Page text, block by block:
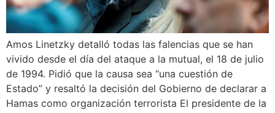
Amos Linetzky detalló todas las falencias que se han
vivido desde el día del ataque a la mutual, el 18 de julio
de 1994. Pidió que la causa sea “una cuestión de
Estado” y resaltó la decisión del Gobierno de declarar a
Hamas como organización terrorista El presidente de la